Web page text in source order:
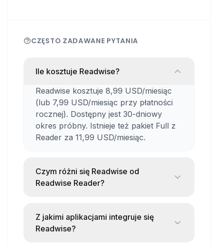
notowania (Notion, Obsidian, Evernote)
stron WWW
Możliwość dodawania własnych notatek i
tagów do cytatów
Jak to działa?
Readwise automatycznie importuje wszystkie
zaznaczenia i organizuje je w przejrzystej
powtórki, co pomaga w lepszym
przyswojeniu wiedzy.
CZĘSTO ZADAWANE PYTANIA
Ile kosztuje Readwise?
Readwise kosztuje 8,99 USD/miesiąc
(lub 7,99 USD/miesiąc przy płatności
rocznej). Dostępny jest 30-dniowy
okres próbny. Istnieje też pakiet Full z
Reader za 11,99 USD/miesiąc.
Czym różni się Readwise od
Readwise Reader?
zaznaczenia z różnych źródeł (Kindle,
artykuły, podcasty) i pomaga je
Z jakimi aplikacjami integruje się
Readwise?